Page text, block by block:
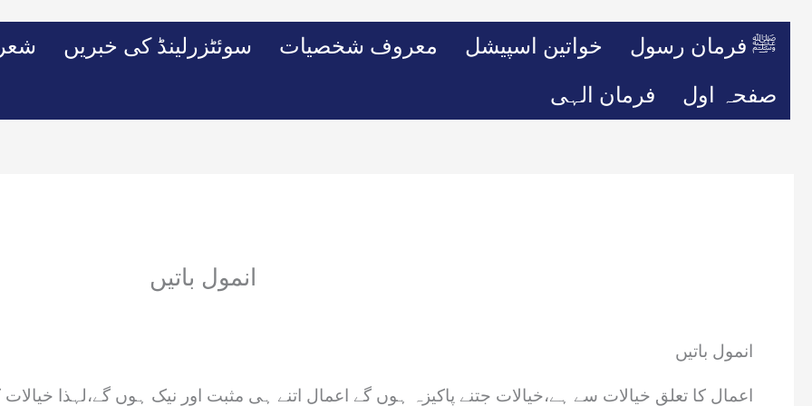
سوئٹزرلینڈ کی خبریں معروف شخصیات خواتین اسپیشل ﷺ فرمان رسول
فرمان الہی صفحہ اول
انمول باتیں
انمول باتیں
اعمال کا تعلق خیالات سے ہے،خیالات جتنے پاکیزہ ہوں گے اعمال اتنے ہی مثبت اور نیک ہوں گے،لہذا خیالات